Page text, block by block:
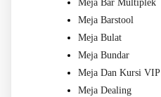
Meja Bar Multiplek
Meja Barstool
Meja Bulat
Meja Bundar
Meja Dan Kursi VIP
Meja Dealing